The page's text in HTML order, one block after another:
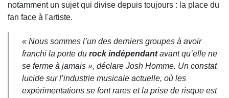
notamment un sujet qui divise depuis toujours : la place du
fan face à l'artiste.
« Nous sommes l’un des derniers groupes à avoir
franchi la porte du rock indépendantavant qu’elle ne
se ferme à jamais », déclare Josh Homme. Un constat
lucide sur l’industrie musicale actuelle, où les
expérimentations se font rares et la prise de risque est